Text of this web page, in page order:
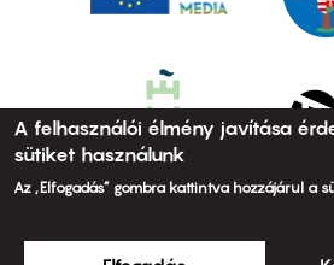
A felhasználói élmény javítása
sütiket használunk
Az „Elfogadás” gombra kattintva hozzájárul a